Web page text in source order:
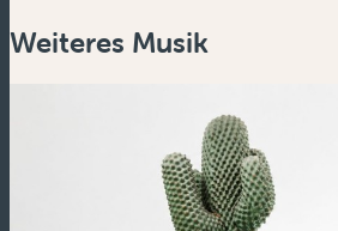
Weiteres Musik